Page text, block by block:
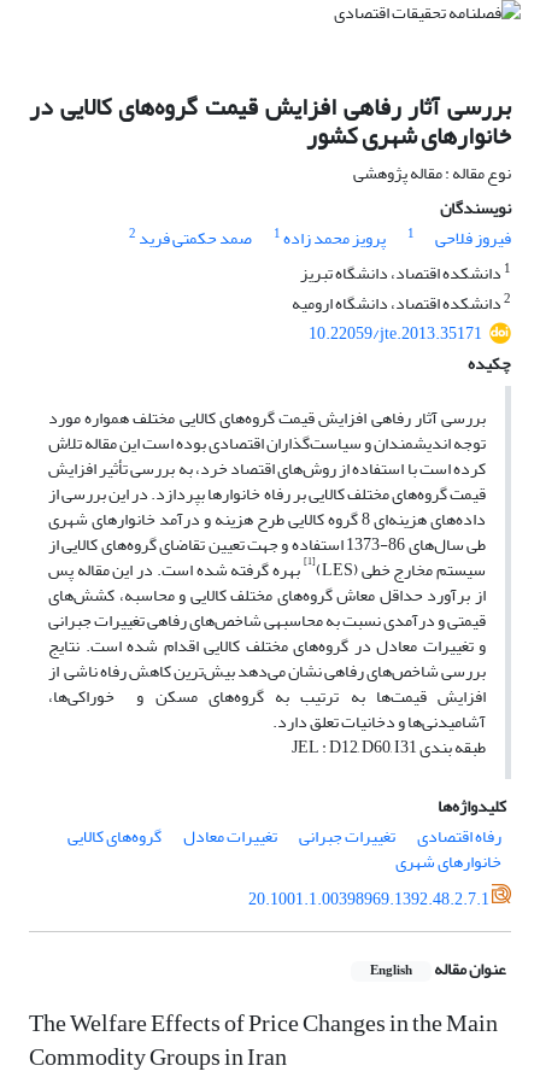
بررسی آثار رفاهی افزایش قیمت گروه‌های کالایی در
خانوارهای شهری کشور
نوع مقاله : مقاله پژوهشی
نویسندگان
فیروز فلاحی
1 پرویز محمد زاده1 صمد حکمتی فرید 2
1 دانشکده اقتصاد، دانشگاه تبریز
2دانشکده اقتصاد، دانشگاه ارومیه
10.22059/jte.2013.35171
چکیده
بررسی آثار رفاهی افزایش قیمت گروه‌های کالایی مختلف همواره مورد
توجه اندیشمندان و سیاست‌گذاران اقتصادی بوده است این مقاله تلاش
کرده است با استفاده از روش‌های اقتصاد خرد، به بررسی تأثیر افزایش
قیمت گروه‌های مختلف کالایی بر رفاه خانوارها بپردازد. در این بررسی از
داده‌های هزینه‌ای 8 گروه کالایی طرح هزینه و درآمد خانوارهای شهری
طی سال‌های 86-1373 استفاده و جهت تعیین تقاضای گروه‌های کالایی از
سیستم مخارج خطی (LES) [1] بهره گرفته شده است. در این مقاله پس
از برآورد حداقل معاش گروه‌های مختلف کالایی و محاسبه، کشش‌های
قیمتی و درآمدی نسبت به محاسبه‎ی شاخص‌های رفاهی تغییرات جبرانی
و تغییرات معادل در گروه‌های مختلف کالایی اقدام شده است. نتایج
بررسی شاخص‌های رفاهی نشان می‌دهد بیش‌ترین کاهش رفاه ناشی از
افزایش قیمت‌ها به ترتیب به گروه‌های مسکن و خوراکی‌ها،
آشامیدنی‌ها و دخانیات تعلق دارد.
طبقه بندی JEL : D12, D60, I31
کلیدواژه‌ها
رفاه اقتصادی
تغییرات جبرانی تغییرات معادل گروه‌های کالایی
خانوارهای شهری
20.1001.1.00398969.1392.48.2.7.1
عنوان مقاله English
The Welfare Effects of Price Changes in the Main
Commodity Groups in Iran